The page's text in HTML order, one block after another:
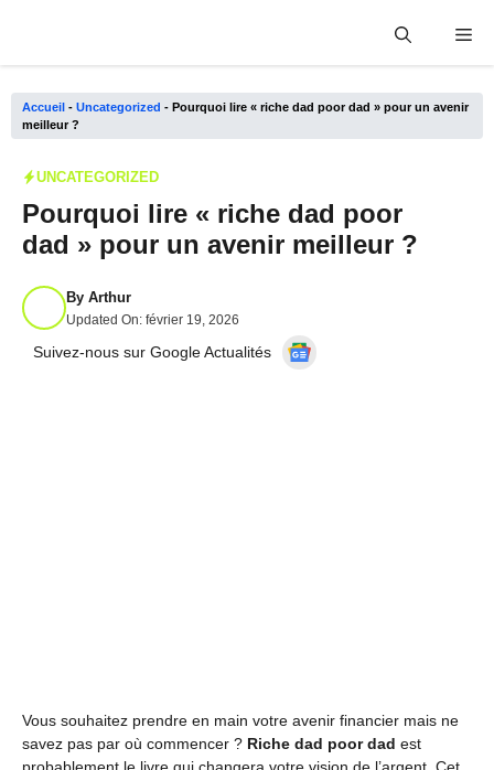
Accueil - Uncategorized - Pourquoi lire « riche dad poor dad » pour un avenir
meilleur ?
UNCATEGORIZED
Pourquoi lire « riche dad poor
dad » pour un avenir meilleur ?
By Arthur
Updated On: février 19, 2026
Suivez-nous sur Google Actualités
Vous souhaitez prendre en main votre avenir financier mais ne
savez pas par où commencer ? Riche dad poor dad est